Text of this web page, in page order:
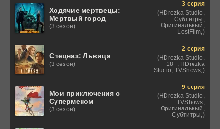
Ходячие мертвецы:
Мертвый город
(3 сезон)
3 серия
(HDrezka Studio,
Субтитры,
Оригинальный,
LostFilm,)
Спецназ: Львица
(3 сезон)
2 серия
(HDrezka Studio.
18+, HDrezka
Studio, TVShows,)
Мои приключения с
Суперменом
(3 сезон)
9 серия
(HDrezka Studio,
TVShows,
Оригинальный,
Субтитры,)